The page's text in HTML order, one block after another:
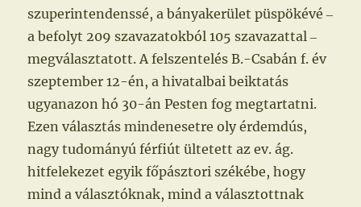
szuperintendenssé, a bányakerület püspökévé ‒
a befolyt 209 szavazatokból 105 szavazattal ‒
megválasztatott. A felszentelés B.-Csabán f. év
szeptember 12-én, a hivatalbai beiktatás
ugyanazon hó 30-án Pesten fog megtartatni.
Ezen választás mindenesetre oly érdemdús,
nagy tudományú férfiút ültetett az ev. ág.
hitfelekezet egyik főpásztori székébe, hogy
mind a választóknak, mind a választottnak